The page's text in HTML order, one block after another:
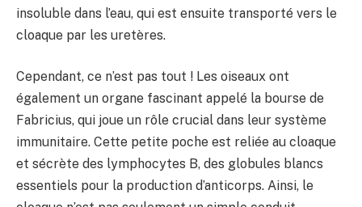
insoluble dans l’eau, qui est ensuite transporté vers le
cloaque par les uretères.
Cependant, ce n’est pas tout ! Les oiseaux ont
également un organe fascinant appelé la bourse de
Fabricius, qui joue un rôle crucial dans leur système
immunitaire. Cette petite poche est reliée au cloaque
et sécrète des lymphocytes B, des globules blancs
essentiels pour la production d’anticorps. Ainsi, le